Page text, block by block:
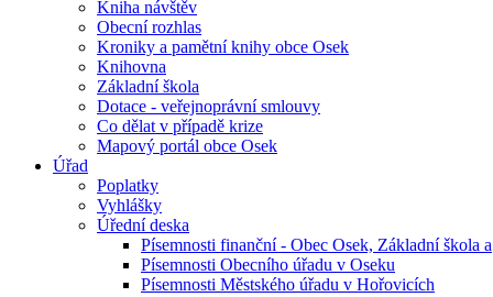
Kniha návštěv
Obecní rozhlas
Kroniky a pamětní knihy obce Osek
Knihovna
Základní škola
Dotace - veřejnoprávní smlouvy
Co dělat v případě krize
Mapový portál obce Osek
Úřad
Poplatky
Vyhlášky
Úřední deska
Písemnosti finanční - Obec Osek, Základní škola a
Písemnosti Obecního úřadu v Oseku
Písemnosti Městského úřadu v Hořovicích